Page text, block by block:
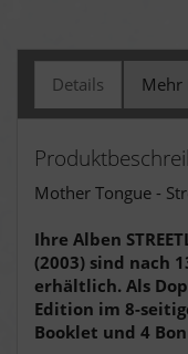
Details Mehr
Mother Tongue -
Ihre Alben
(2003) sind nach
erhältlich. Als
Edition im 8-
Booklet und 4